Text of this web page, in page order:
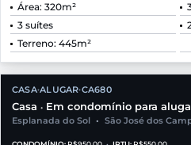
Área: 320m²
3 suítes
Terreno: 445m²
CASA•ALUGAR•CA680
Casa • Em condomínio para
Esplanada do Sol • São José dos